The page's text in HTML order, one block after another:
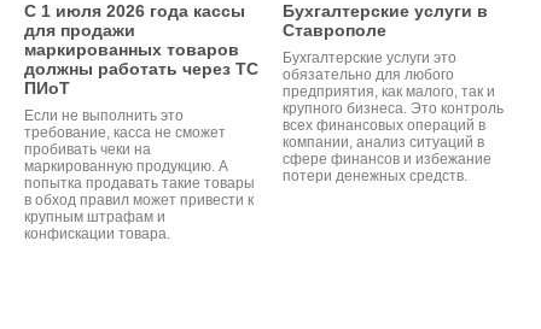
С 1 июля 2026 года кассы
для продажи
маркированных товаров
должны работать через ТС
ПИоТ
Если не выполнить это
требование, касса не сможет
пробивать чеки на
маркированную продукцию. А
попытка продавать такие товары
в обход правил может привести к
крупным штрафам и
конфискации товара.
Бухгалтерские услуги в
Ставрополе
Бухгалтерские услуги это
обязательно для любого
предприятия, как малого, так и
крупного бизнеса. Это контроль
всех финансовых операций в
компании, анализ ситуаций в
сфере финансов и избежание
потери денежных средств.